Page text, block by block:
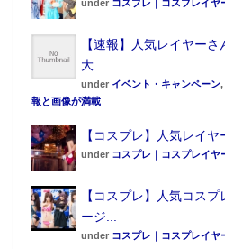
・アトレ秋葉原に
～ウォール・アト
under コスプレ｜コスプレイヤ
【速報】人気レイヤー
大...
under イベント・キャンペーン,
報と画像が満載
【コスプレ】人気レイヤ
under コスプレ｜コスプレイヤ
【コスプレ】人気コス
ージ...
under コスプレ｜コスプレイヤ